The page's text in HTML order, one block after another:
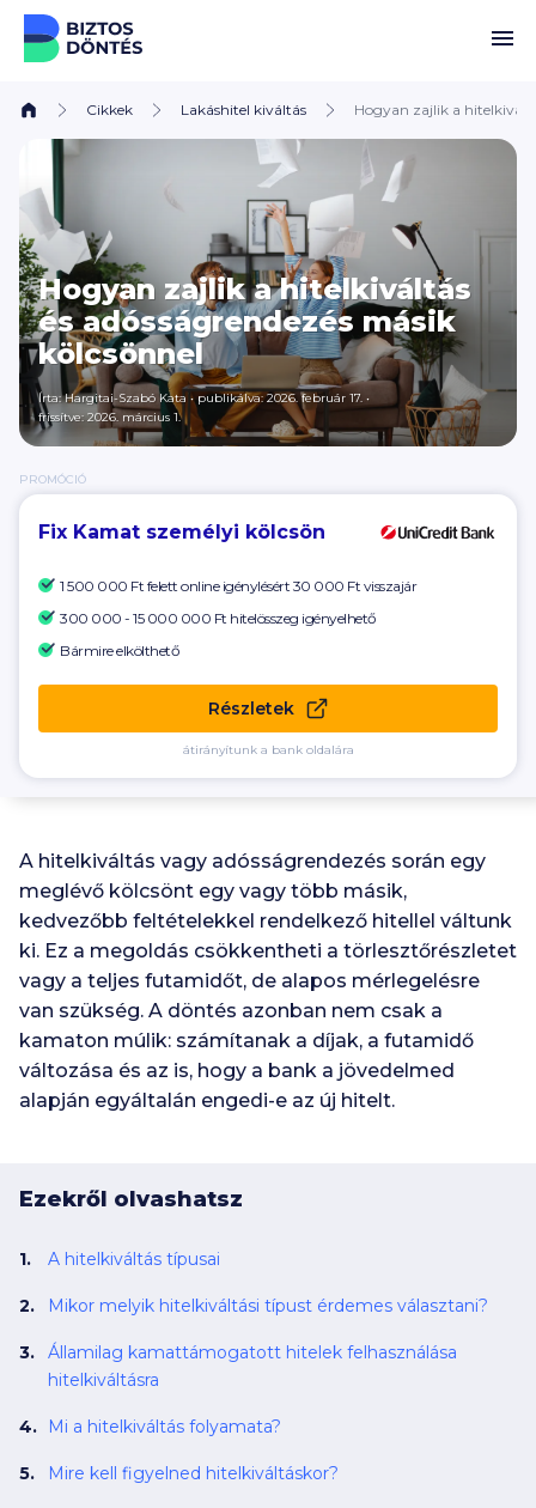
Ugrás a tartalomhoz
Cikkek Lakáshitel kiváltás Hogyan zajlik a
Hogyan zajlik a hitelkiváltás
és adósságrendezés másik
kölcsönnel
Írta:Hargitai-Szabó Kata •publikálva: 2026. február 17. •
frissítve: 2026. március 1.
PROMÓCIÓ
Fix Kamat személyi kölcsön
1 500 000 Ft felett online igénylésért 30 000 Ft visszajár
300 000 - 15 000 000 Ft hitelösszeg igényelhető
Bármire elkölthető
Részletek
átirányítunk a bank oldalára
A hitelkiváltás vagy adósságrendezés során egy
meglévő kölcsönt egy vagy több másik,
kedvezőbb feltételekkel rendelkező hitellel váltunk
ki. Ez a megoldás csökkentheti a törlesztőrészletet
vagy a teljes futamidőt, de alapos mérlegelésre
van szükség. A döntés azonban nem csak a
kamaton múlik: számítanak a díjak, a futamidő
változása és az is, hogy a bank a jövedelmed
alapján egyáltalán engedi-e az új hitelt.
Ezekről olvashatsz
A hitelkiváltás típusai
Mikor melyik hitelkiváltási típust érdemes választani?
Államilag kamattámogatott hitelek felhasználása
hitelkiváltásra
Mi a hitelkiváltás folyamata?
Mire kell figyelned hitelkiváltáskor?